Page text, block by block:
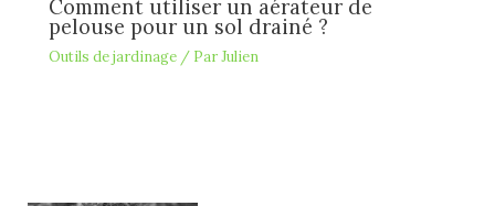
Comment utiliser un aérateur de
pelouse pour un sol drainé ?
Outils de jardinage/ ParJulien